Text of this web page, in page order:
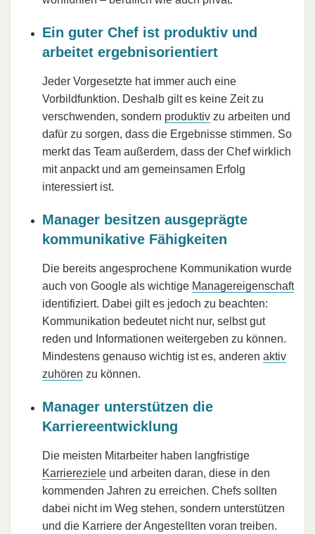
Ein guter Chef ist produktiv und
arbeitet ergebnisorientiert
Jeder Vorgesetzte hat immer auch eine
Vorbildfunktion. Deshalb gilt es keine Zeit zu
verschwenden, sondern produktiv zu arbeiten und
dafür zu sorgen, dass die Ergebnisse stimmen. So
merkt das Team außerdem, dass der Chef wirklich
mit anpackt und am gemeinsamen Erfolg
interessiert ist.
Manager besitzen ausgeprägte
kommunikative Fähigkeiten
Die bereits angesprochene Kommunikation wurde
auch von Google als wichtige Managereigenschaft
identifiziert. Dabei gilt es jedoch zu beachten:
Kommunikation bedeutet nicht nur, selbst gut
reden und Informationen weitergeben zu können.
Mindestens genauso wichtig ist es, anderen aktiv
zuhören zu können.
Manager unterstützen die
Karriereentwicklung
Die meisten Mitarbeiter haben langfristige
Karriereziele und arbeiten daran, diese in den
kommenden Jahren zu erreichen. Chefs sollten
dabei nicht im Weg stehen, sondern unterstützen
und die Karriere der Angestellten voran treiben.